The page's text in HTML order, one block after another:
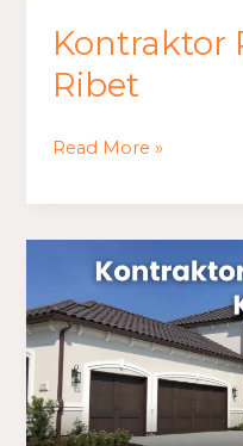
Kontraktor
Ribet
Read More »
Rumah
Skala
Kecil